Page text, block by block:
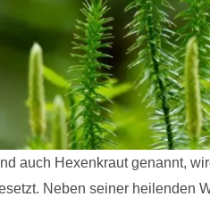
auch Hexenkraut genannt,
Neben seiner heilenden